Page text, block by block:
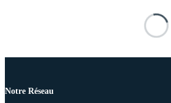
Notre Réseau